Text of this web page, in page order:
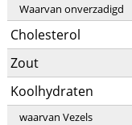
Waarvan onverzadigd
Cholesterol
Zout
Koolhydraten
waarvan Vezels